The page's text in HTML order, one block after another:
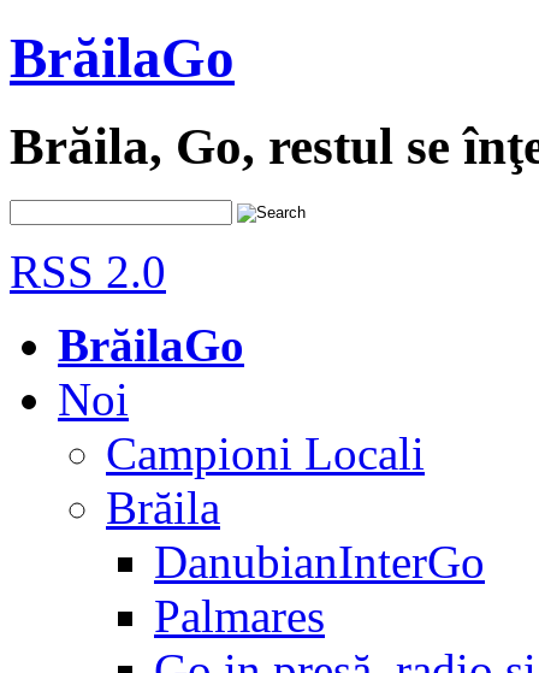
BrăilaGo
Brăila, Go, restul se
RSS 2.0
BrăilaGo
Noi
Campioni Locali
Brăila
DanubianInterGo
Palmares